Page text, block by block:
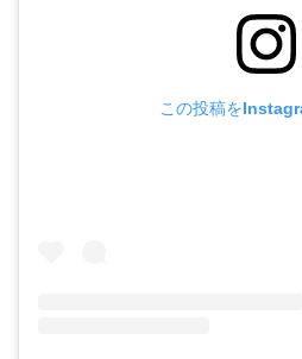
この投稿を